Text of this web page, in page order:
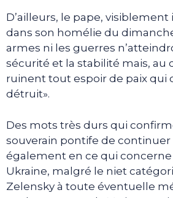
D’ailleurs, le pape, visiblement
dans son homélie du
armes ni les guerres
sécurité et la stabilité mais, au
ruinent tout espoir de paix qui
détruit».
Des mots très durs qui
souverain pontife de continuer
également en ce qui
Ukraine, malgré le niet
Zelensky à toute éventuelle